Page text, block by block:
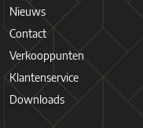
Nieuws
Contact
Verkooppunten
Klantenservice
Downloads